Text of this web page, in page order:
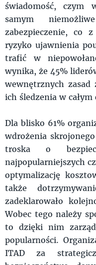
świadomość, czym
samym
zabezpieczenie, co
ryzyko ujawnienia
trafić w
wynika, że 45%
wewnętrznych zasad
ich śledzenia w całym
Dla blisko 61%
wdrożenia
troska o
najpopularniejszych
optymalizację
także
zadeklarowało
Wobec tego należy
to dzięki nim
popularności.
ITAD za